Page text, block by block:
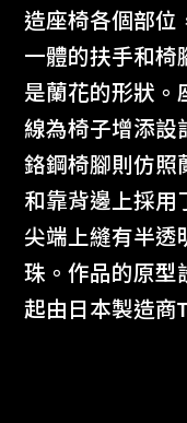
造座椅各個部位
一體的扶手和椅
是蘭花的形狀。
線為椅子增添設
鉻鋼椅腳則仿照
和靠背邊上採用
尖端上縫有半透
珠。作品的原型
起由日本製造商